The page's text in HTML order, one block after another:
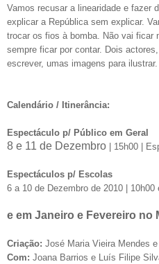
Vamos recusar a linearidade e fazer
explicar a República sem explicar.
trocar os fios à bomba. Não vai ficar
sempre ficar por contar. Dois
escrever, umas imagens para
Calendário / Itinerância:
Espectáculo p/ Público em Geral
8 e 11 de Dezembro | 15h00 |
Espectáculos p/ Escolas
6 a 10 de Dezembro de 2010 |
e em Janeiro e Fevereiro no
Criação: José Maria Vieira Mendes
Com: Joana Barrios e Luís Filipe